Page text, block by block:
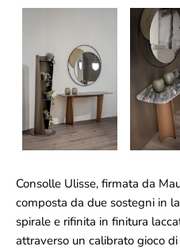
Consolle Ulisse, firmata da
composta da due sostegni in
spirale e rifinita in finitura
attraverso un calibrato gioco